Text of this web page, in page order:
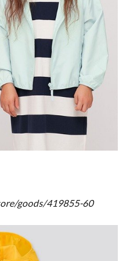
goods/419855-60